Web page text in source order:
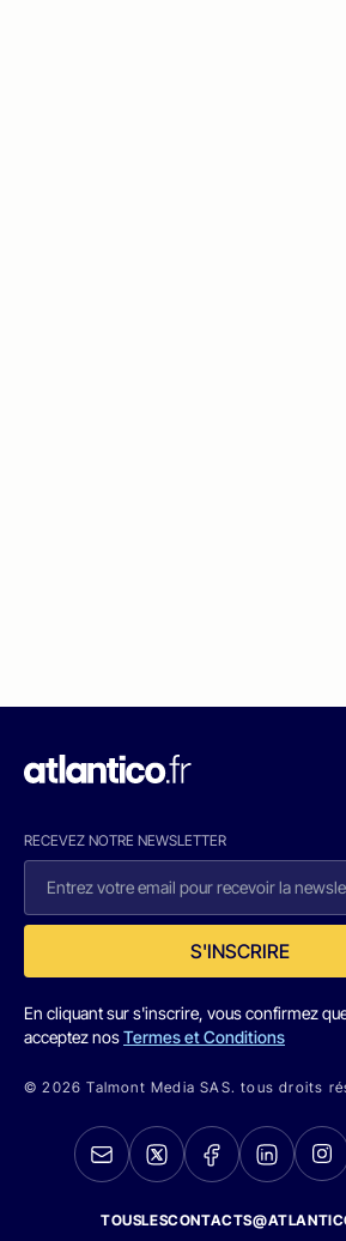
RECEVEZ NOTRE NEWSLETTER
S'INSCRIRE
En cliquant sur s'inscrire, vous confirmez
acceptez nosTermes et Conditions
© 2026 Talmont Media SAS. tous droits